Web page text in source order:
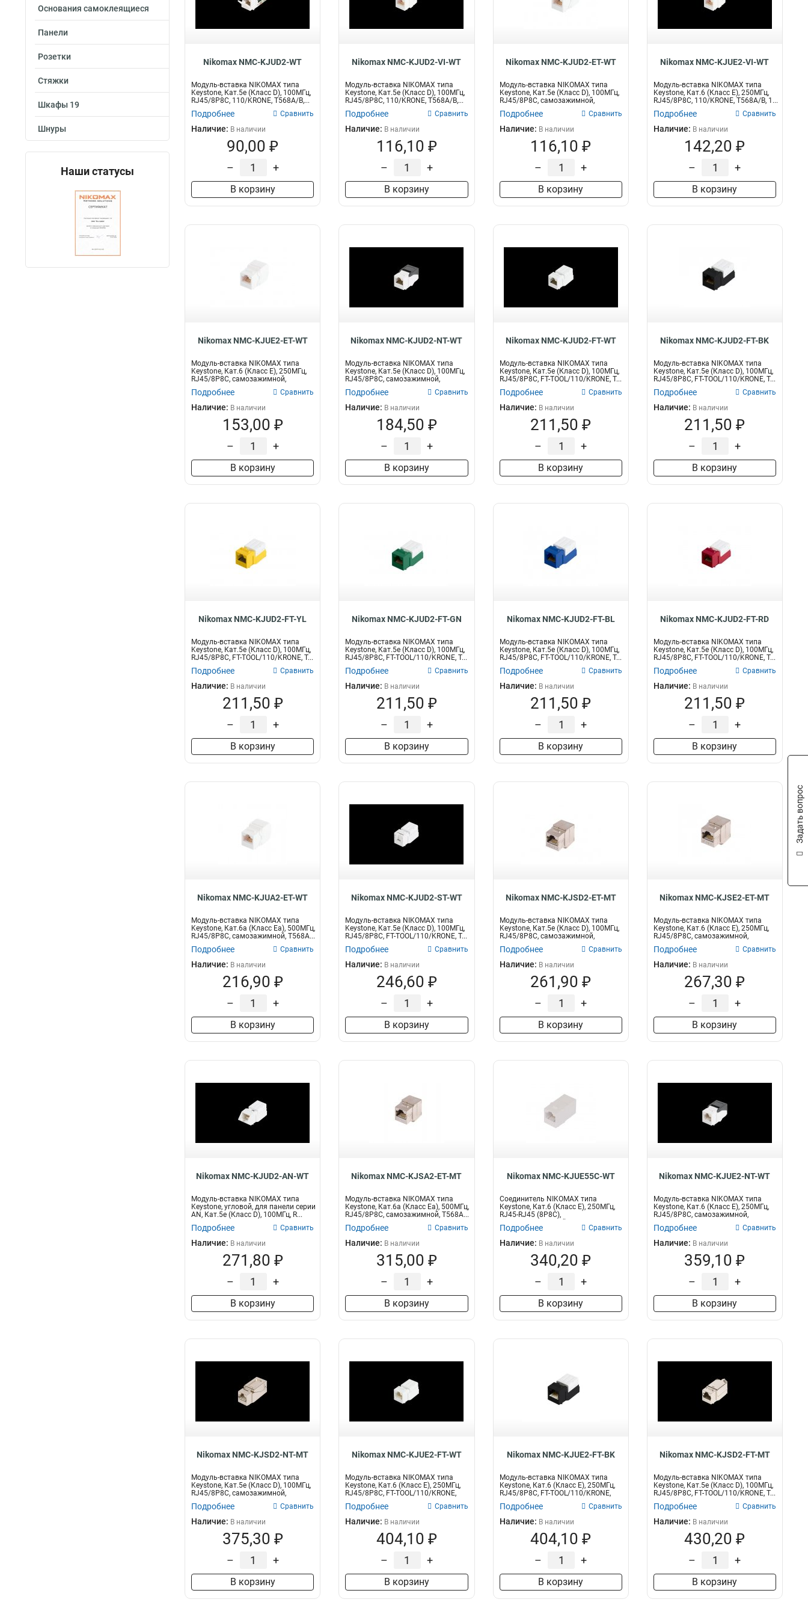
Основания самоклеящиеся
Панели
Розетки
Стяжки
Шкафы 19
Шнуры
Наши статусы
Маркировка Кол-во пар
2
Степень защиты
Nikomax NMC-KJUD2-WT
Модуль-вставка NIKOMAX типа
Keystone, Кат.5е (Класс D), 100МГц,
RJ45/8P8C, 110/KRONE, T568A/B,...
Подробнее Сравнить
Наличие: В наличии
90,00 ₽
– +
В корзину
Nikomax NMC-KJUD2-VI-WT
Модуль-вставка NIKOMAX типа
Keystone, Кат.5е (Класс D), 100МГц,
RJ45/8P8C, 110/KRONE, T568A/B,...
Подробнее Сравнить
Наличие: В наличии
116,10 ₽
– +
В корзину
Nikomax NMC-KJUD2-ET-WT
Модуль-вставка NIKOMAX типа
Keystone, Кат.5е (Класс D), 100МГц,
RJ45/8P8C, самозажимной,
T568A/...
Подробнее Сравнить
Наличие: В наличии
116,10 ₽
– +
В корзину
Nikomax NMC-KJUE2-VI-WT
Модуль-вставка NIKOMAX типа
Keystone, Кат.6 (Класс E), 250МГц,
RJ45/8P8C, 110/KRONE, T568A/B, 1...
Подробнее Сравнить
Наличие: В наличии
142,20 ₽
– +
В корзину
Nikomax NMC-KJUE2-ET-WT
Модуль-вставка NIKOMAX типа
Keystone, Кат.6 (Класс E), 250МГц,
RJ45/8P8C, самозажимной,
T568A/B...
Подробнее Сравнить
Наличие: В наличии
153,00 ₽
– +
В корзину
Nikomax NMC-KJUD2-NT-WT
Модуль-вставка NIKOMAX типа
Keystone, Кат.5е (Класс D), 100МГц,
RJ45/8P8C, самозажимной,
T568A/...
Подробнее Сравнить
Наличие: В наличии
184,50 ₽
– +
В корзину
Nikomax NMC-KJUD2-FT-WT
Модуль-вставка NIKOMAX типа
Keystone, Кат.5е (Класс D), 100МГц,
RJ45/8P8C, FT-TOOL/110/KRONE, T...
Подробнее Сравнить
Наличие: В наличии
211,50 ₽
– +
В корзину
Nikomax NMC-KJUD2-FT-BK
Модуль-вставка NIKOMAX типа
Keystone, Кат.5е (Класс D), 100МГц,
RJ45/8P8C, FT-TOOL/110/KRONE, T...
Подробнее Сравнить
Наличие: В наличии
211,50 ₽
– +
В корзину
Nikomax NMC-KJUD2-FT-YL
Модуль-вставка NIKOMAX типа
Keystone, Кат.5е (Класс D), 100МГц,
RJ45/8P8C, FT-TOOL/110/KRONE, T...
Подробнее Сравнить
Наличие: В наличии
211,50 ₽
– +
В корзину
Nikomax NMC-KJUD2-FT-GN
Модуль-вставка NIKOMAX типа
Keystone, Кат.5е (Класс D), 100МГц,
RJ45/8P8C, FT-TOOL/110/KRONE, T...
Подробнее Сравнить
Наличие: В наличии
211,50 ₽
– +
В корзину
Nikomax NMC-KJUD2-FT-BL
Модуль-вставка NIKOMAX типа
Keystone, Кат.5е (Класс D), 100МГц,
RJ45/8P8C, FT-TOOL/110/KRONE, T...
Подробнее Сравнить
Наличие: В наличии
211,50 ₽
– +
В корзину
Nikomax NMC-KJUD2-FT-RD
Модуль-вставка NIKOMAX типа
Keystone, Кат.5е (Класс D), 100МГц,
RJ45/8P8C, FT-TOOL/110/KRONE, T...
Подробнее Сравнить
Наличие: В наличии
211,50 ₽
– +
В корзину
Nikomax NMC-KJUA2-ET-WT
Модуль-вставка NIKOMAX типа
Keystone, Кат.6a (Класс Ea), 500МГц,
RJ45/8P8C, самозажимной, T568A...
Подробнее Сравнить
Наличие: В наличии
216,90 ₽
– +
В корзину
Nikomax NMC-KJUD2-ST-WT
Модуль-вставка NIKOMAX типа
Keystone, Кат.5е (Класс D), 100МГц,
RJ45/8P8C, FT-TOOL/110/KRONE, T...
Подробнее Сравнить
Наличие: В наличии
246,60 ₽
– +
В корзину
Nikomax NMC-KJSD2-ET-MT
Модуль-вставка NIKOMAX типа
Keystone, Кат.5е (Класс D), 100МГц,
RJ45/8P8C, самозажимной,
T568A/...
Подробнее Сравнить
Наличие: В наличии
261,90 ₽
– +
В корзину
Nikomax NMC-KJSE2-ET-MT
Модуль-вставка NIKOMAX типа
Keystone, Кат.6 (Класс E), 250МГц,
RJ45/8P8C, самозажимной,
T568A/B...
Подробнее Сравнить
Наличие: В наличии
267,30 ₽
– +
В корзину
Nikomax NMC-KJUD2-AN-WT
Модуль-вставка NIKOMAX типа
Keystone, угловой, для панели серии
AN, Кат.5е (Класс D), 100МГц, R...
Подробнее Сравнить
Наличие: В наличии
271,80 ₽
– +
В корзину
Nikomax NMC-KJSA2-ET-MT
Модуль-вставка NIKOMAX типа
Keystone, Кат.6a (Класс Ea), 500МГц,
RJ45/8P8C, самозажимной, T568A...
Подробнее Сравнить
Наличие: В наличии
315,00 ₽
– +
В корзину
Nikomax NMC-KJUE55C-WT
Соединитель NIKOMAX типа
Keystone, Кат.6 (Класс E), 250МГц,
RJ45-RJ45 (8P8C),
неэкранированный,...
Подробнее Сравнить
Наличие: В наличии
340,20 ₽
– +
В корзину
Nikomax NMC-KJUE2-NT-WT
Модуль-вставка NIKOMAX типа
Keystone, Кат.6 (Класс E), 250МГц,
RJ45/8P8C, самозажимной,
T568A/B...
Подробнее Сравнить
Наличие: В наличии
359,10 ₽
– +
В корзину
Nikomax NMC-KJSD2-NT-MT
Модуль-вставка NIKOMAX типа
Keystone, Кат.5е (Класс D), 100МГц,
RJ45/8P8C, самозажимной,
T568A/...
Подробнее Сравнить
Наличие: В наличии
375,30 ₽
– +
В корзину
Nikomax NMC-KJUE2-FT-WT
Модуль-вставка NIKOMAX типа
Keystone, Кат.6 (Класс E), 250МГц,
RJ45/8P8C, FT-TOOL/110/KRONE,
Подробнее Сравнить
Наличие: В наличии
404,10 ₽
– +
В корзину
Nikomax NMC-KJUE2-FT-BK
Модуль-вставка NIKOMAX типа
Keystone, Кат.6 (Класс E), 250МГц,
RJ45/8P8C, FT-TOOL/110/KRONE,
Подробнее Сравнить
Наличие: В наличии
404,10 ₽
– +
В корзину
Nikomax NMC-KJSD2-FT-MT
Модуль-вставка NIKOMAX типа
Keystone, Кат.5е (Класс D), 100МГц,
RJ45/8P8C, FT-TOOL/110/KRONE, T...
Подробнее Сравнить
Наличие: В наличии
430,20 ₽
– +
В корзину
Задать вопрос